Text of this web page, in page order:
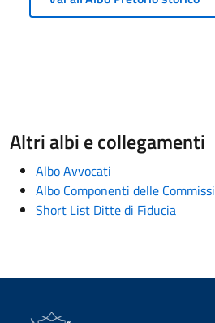
Altri albi e collegamenti
Albo Avvocati
Albo Componenti delle
Short List Ditte di Fiducia